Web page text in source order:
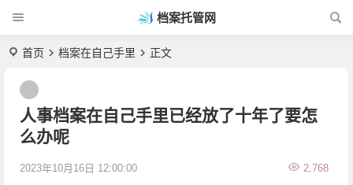
档案托管网
首页 档案在自己手里 正文
人事档案在自己手里已经放了十年了要怎
么办呢
2023年10月16日 12:00:00 2,768